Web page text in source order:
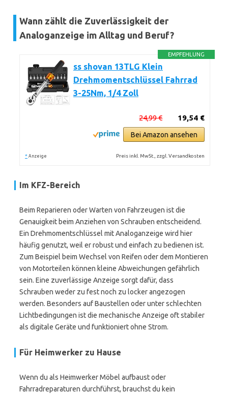
Wann zählt die Zuverlässigkeit der
Analoganzeige im Alltag und Beruf?
EMPFEHLUNG
ss shovan 13TLG Klein
Drehmomentschlüssel Fahrrad
3-25Nm, 1/4 Zoll
19,54 €
24,99 €
Bei Amazon ansehen
* Anzeige Preis inkl. MwSt., zzgl. Versandkosten
Im KFZ-Bereich
Beim Reparieren oder Warten von Fahrzeugen ist die
Genauigkeit beim Anziehen von Schrauben entscheidend.
Ein Drehmomentschlüssel mit Analoganzeige wird hier
häufig genutzt, weil er robust und einfach zu bedienen ist.
Zum Beispiel beim Wechsel von Reifen oder dem Montieren
von Motorteilen können kleine Abweichungen gefährlich
sein. Eine zuverlässige Anzeige sorgt dafür, dass
Schrauben weder zu fest noch zu locker angezogen
werden. Besonders auf Baustellen oder unter schlechten
Lichtbedingungen ist die mechanische Anzeige oft stabiler
als digitale Geräte und funktioniert ohne Strom.
Für Heimwerker zu Hause
Wenn du als Heimwerker Möbel aufbaust oder
Fahrradreparaturen durchführst, brauchst du kein